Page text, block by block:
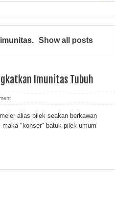
. Show all posts
Imunitas Tubuh
alias pilek seakan berkawan
"konser" batuk pilek umum